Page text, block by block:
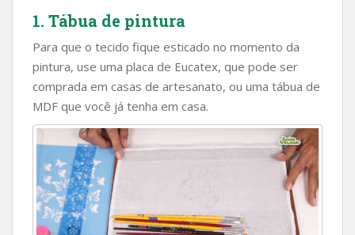
1. Tábua de pintura
Para que o tecido fique esticado no momento da
pintura, use uma placa de Eucatex, que pode ser
comprada em casas de artesanato, ou uma tábua de
MDF que você já tenha em casa.